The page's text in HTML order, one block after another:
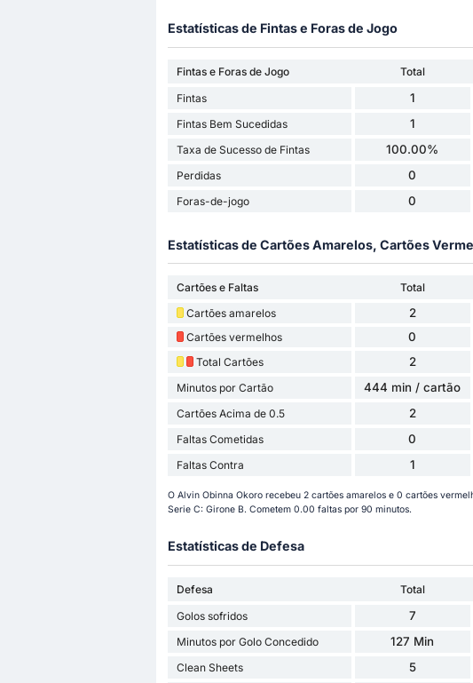
Estatísticas de Fintas e Foras de Jogo
Fintas e Foras de Jogo Total
Fintas
1
Fintas Bem Sucedidas 1
Taxa de Sucesso de Fintas 100.00%
Perdidas 0
Foras-de-jogo 0
Estatísticas de Cartões Amarelos, Cartões
Cartões e Faltas Total
Cartões amarelos
2
Cartões vermelhos 0
Total Cartões 2
Minutos por Cartão 444 min / cartão
Cartões Acima de 0.5 2
Faltas Cometidas 0
Faltas Contra 1
O Alvin Obinna Okoro recebeu 2 cartões amarelos e 0 cartões
Serie C: Girone B. Cometem 0.00 faltas por 90 minutos.
Estatísticas de Defesa
Defesa Total
Golos sofridos
7
Minutos por Golo Concedido 127 Min
Clean Sheets 5